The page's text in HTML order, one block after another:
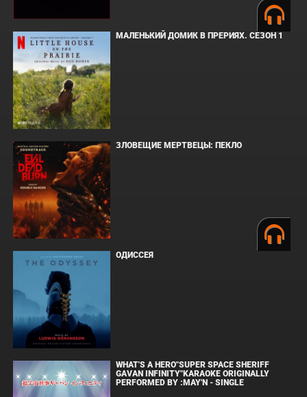
МАЛЕНЬКИЙ ДОМИК В ПРЕРИЯХ. СЕЗОН 1
ЗЛОВЕЩИЕ МЕРТВЕЦЫ: ПЕКЛО
ОДИССЕЯ
WHAT'S A HERO"SUPER SPACE SHERIFF
GAVAN INFINITY"KARAOKE ORIGINALLY
PERFORMED BY :MAY'N - SINGLE